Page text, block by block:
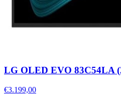
LG OLED EVO 83C54LA
€3.199,00